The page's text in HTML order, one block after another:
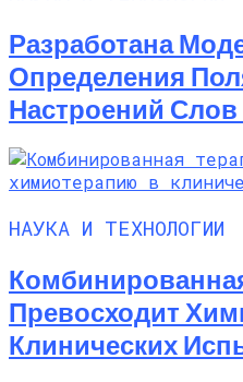
Разработана
Определения
Настроений Слов
НАУКА И ТЕХНОЛОГИИ
Превосходит
Клинических